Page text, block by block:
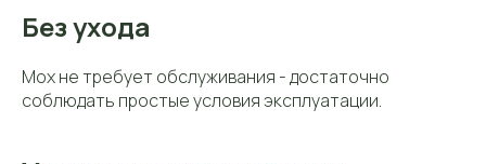
Без ухода
Мох не требует обслуживания - достаточно
соблюдать простые условия эксплуатации.